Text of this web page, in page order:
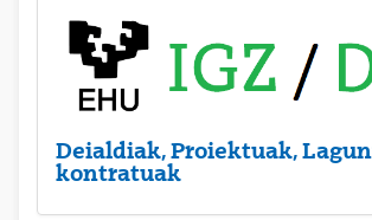
Deialdiak, Proiektuak,
kontratuak